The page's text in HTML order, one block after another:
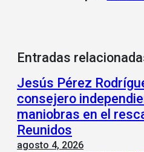
Entradas
Jesús Pérez
consejero
maniobras en el
Reunidos
agosto 4, 2026